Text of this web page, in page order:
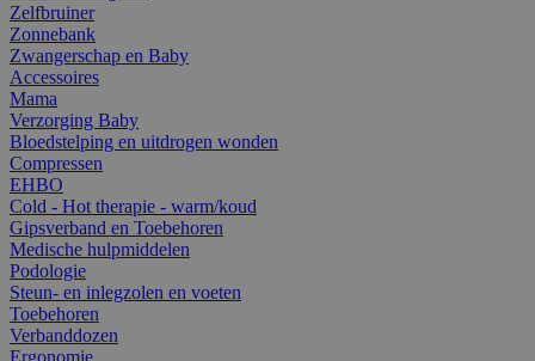
Zelfbruiner
Zonnebank
Zwangerschap en Baby
Accessoires
Mama
Verzorging Baby
Bloedstelping en uitdrogen wonden
Compressen
EHBO
Cold - Hot therapie - warm/koud
Gipsverband en Toebehoren
Medische hulpmiddelen
Podologie
Steun- en inlegzolen en voeten
Toebehoren
Verbanddozen
Ergonomie